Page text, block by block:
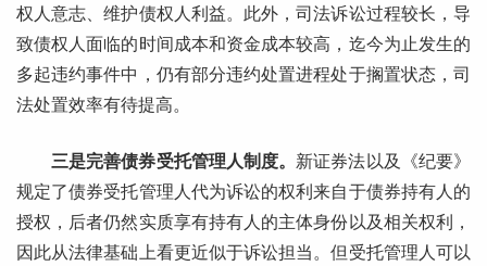
权人意志、维护债权人利益。此外，司法诉讼过程较长，导
致债权人面临的时间成本和资金成本较高，迄今为止发生的
多起违约事件中，仍有部分违约处置进程处于搁置状态，司
法处置效率有待提高。
三是完善债券受托管理人制度。 新证券法以及《纪要》
规定了债券受托管理人代为诉讼的权利来自于债券持有人的
授权，后者仍然实质享有持有人的主体身份以及相关权利，
因此从法律基础上看更近似于诉讼担当。但受托管理人可以